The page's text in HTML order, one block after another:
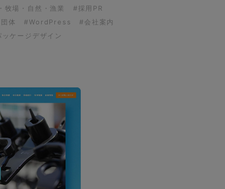
牧場・自然・漁業
#採用PR
体 #WordPress
#会社案内
ッケージデザイン